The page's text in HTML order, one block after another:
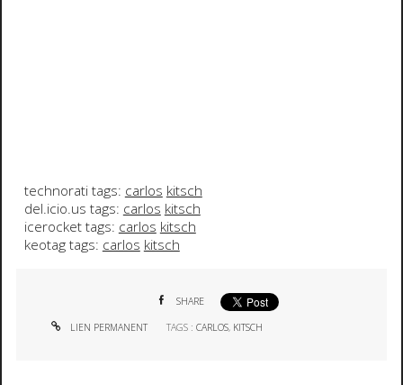
technorati tags: carlos kitsch
del.icio.us tags: carlos kitsch
icerocket tags: carlos kitsch
keotag tags: carlos kitsch
SHARE
LIEN PERMANENT TAGS :CARLOS, KITSCH